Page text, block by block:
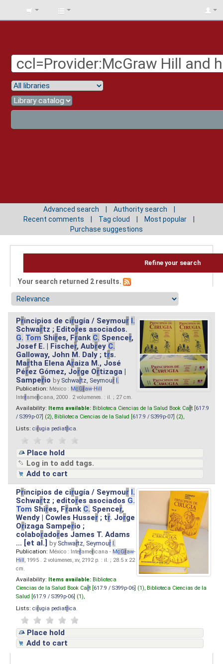
BIBLIOTECA
Advanced search
Authority search
Recent comments
Tag cloud
Most popular
Purchase suggestions
Refine your search
Your search returned 2 results.
Principios de cirugía / Seymour I.
Schwartz ; Editores asociados.
G. Tom Shires, Frank C. Spencer,
Josef E. | Fischer, Aubrey C.
Galloway, John M. Daly ; trs.
Martha Elena Araiza M., José
Pérez Gómez, Jorge Ortizaga |
Samperio by Schwartz, Seymour I.
Publication: México : McGraw-Hill
Interamericana, 2000 . 2 volumenes. : il. ; 27 cm.
Availability: Items available: Biblioteca Ciencias de la Salud Book Cart [ 617.9
/ S399p-07 ] (2), Biblioteca Ciencias de la Salud [ 617.9 / S399p-07 ] (2),
Lists: cirugia pediatrica
Place hold
Log in to add tags.
Add to cart
Principios de cirugía / Seymour I.
Schwartz ; editores asociados G.
Tom Shires, Frank C. Spencer,
Wendy | Cowles Husser ; tr. Jorge
Orizaga Samperio ;
colaboradores James T. Adams
... [et al.]by Schwartz, Seymour I.
Publication: México : Interamericana - McGraw-
Hill, 1995 . 2 volúmenes, xv, 2192 p. : il. ; 28.5 x 22
cm.
Availability: Items available: Biblioteca
Ciencias de la Salud Book Cart [ 617.9 / S399p-06 ] (1), Biblioteca Ciencias de la
Salud [ 617.9 / S399p-06 ] (1),
Lists: cirugia pediatrica
Place hold
Add to cart